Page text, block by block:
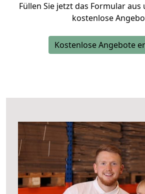
Füllen Sie jetzt das Formular
kostenlose
Kostenlose Angebote